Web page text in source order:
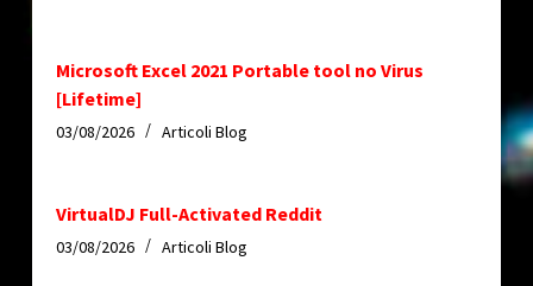
Microsoft Excel 2021 Portable tool no Virus
[Lifetime]
03/08/2026 Articoli Blog
VirtualDJ Full-Activated Reddit
03/08/2026 Articoli Blog